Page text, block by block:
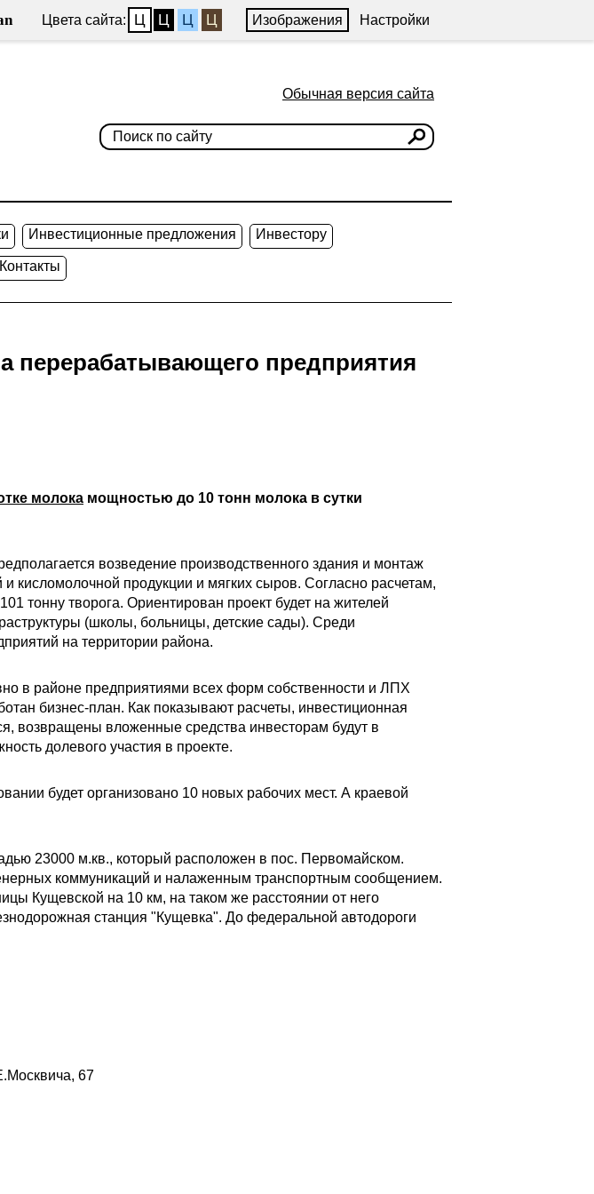
Цвета сайта: Ц Ц Ц Ц Изображения Настройки
Обычная версия сайта
Инвестиционные предложения Инвестору
Контакты
перерабатывающего предприятия
молока мощностью до 10 тонн молока в сутки
возведение производственного здания и монтаж
кисломолочной продукции и мягких сыров. Согласно расчетам,
тонну творога. Ориентирован проект будет на жителей
(школы, больницы, детские сады). Среди
на территории района.
в районе предприятиями всех форм собственности и ЛПХ
бизнес-план. Как показывают расчеты, инвестиционная
возвращены вложенные средства инвесторам будут в
долевого участия в проекте.
будет организовано 10 новых рабочих мест. А краевой
23000 м.кв., который расположен в пос. Первомайском.
коммуникаций и налаженным транспортным сообщением.
Кущевской на 10 км, на таком же расстоянии от него
станция "Кущевка". До федеральной автодороги
67